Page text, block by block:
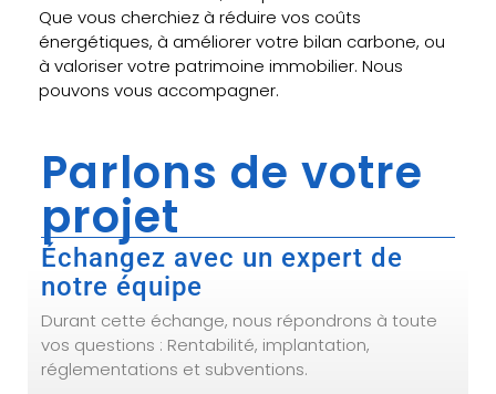
Que vous cherchiez à réduire vos coûts
énergétiques, à améliorer votre bilan carbone, ou
à valoriser votre patrimoine immobilier. Nous
pouvons vous accompagner.
Parlons de votre
projet
Échangez avec un expert de
notre équipe
Durant cette échange, nous répondrons à toute
vos questions : Rentabilité, implantation,
réglementations et subventions.